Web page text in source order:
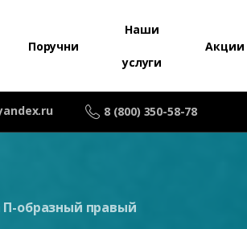
Поручни
Наши
услуги
Акции
8 (800) 350-58-78
П-образный правый